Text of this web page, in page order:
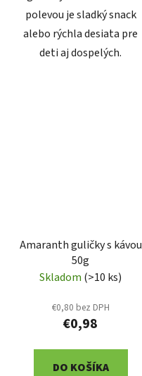
polevou je sladký snack
alebo rýchla desiata pre
deti aj dospelých.
Amaranth guličky s kávou
50g
Skladom (>10 ks)
€0,80 bez DPH
€0,98
DO KOŠÍKA